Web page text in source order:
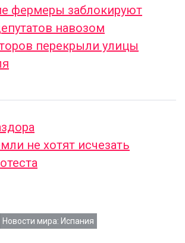
фермеры заблокируют
навозом
перекрыли улицы
не хотят исчезать
Новости мира: Испания